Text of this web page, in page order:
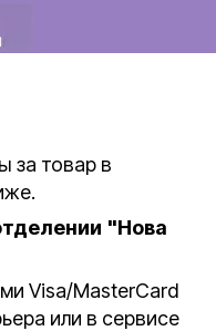
за товар в
"Нова
Visa/MasterCard
или в сервисе